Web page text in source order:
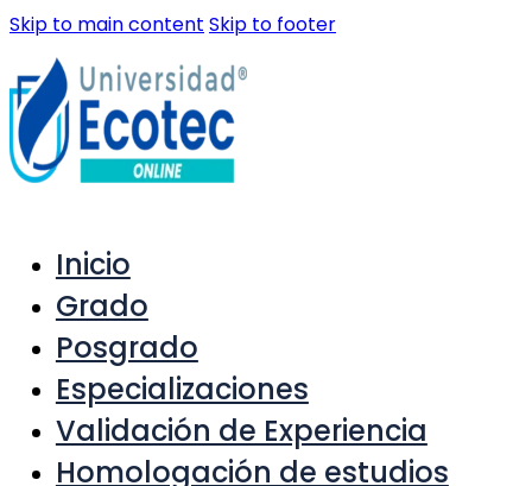
Skip to main content Skip to footer
Inicio
Grado
Posgrado
Especializaciones
Validación de Experiencia
Homologación de estudios